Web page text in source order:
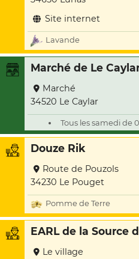
Site internet
Lavande
Marché de Le
Marché
34520 Le Caylar
Tous les samedi de
Douze Rik
Route de Pouzols
34230 Le Pouget
Pomme de Terre
EARL de la Source
Le village